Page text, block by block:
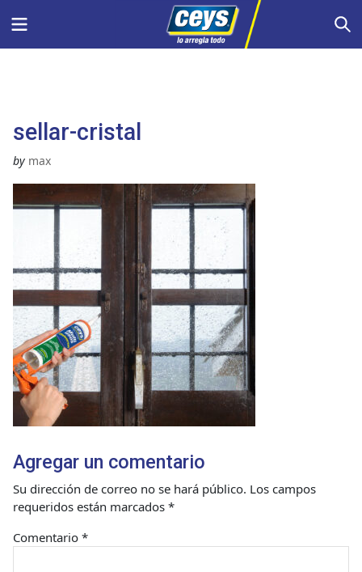
Menu
sellar-cristal
by max
Agregar un comentario
Su dirección de correo no se hará público. Los campos
requeridos están marcados *
Comentario *